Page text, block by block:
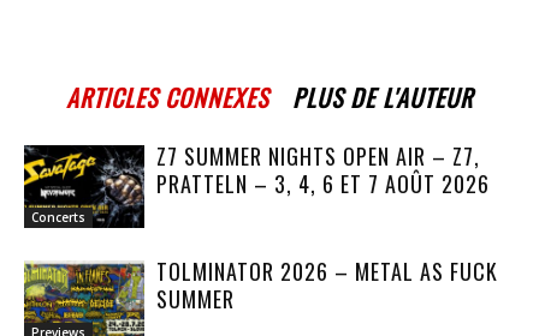
ARTICLES CONNEXES PLUS DE L'AUTEUR
Concerts
Z7 SUMMER NIGHTS OPEN AIR – Z7,
PRATTELN – 3, 4, 6 ET 7 AOÛT 2026
Previews
TOLMINATOR 2026 – METAL AS FUCK
SUMMER